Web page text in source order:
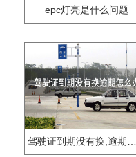
epc灯亮是什么问题
驾驶证到期没有换,逾期怎么办??